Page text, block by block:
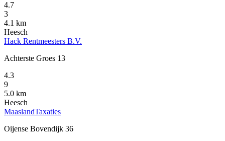
4.7
3
4.1 km
Heesch
Hack Rentmeesters B.V.
Achterste Groes 13
4.3
9
5.0 km
Heesch
MaaslandTaxaties
Oijense Bovendijk 36